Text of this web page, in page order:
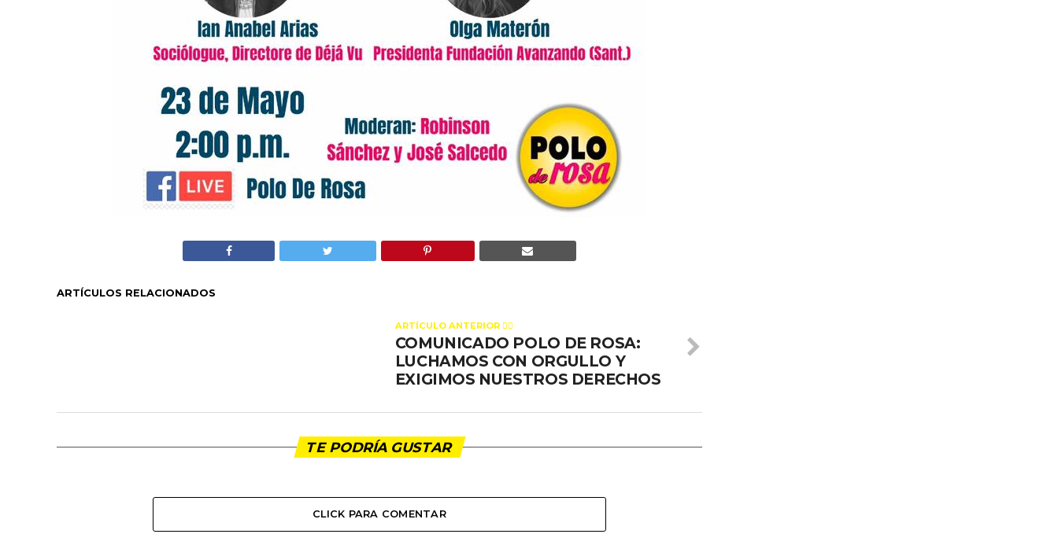
ARTÍCULOS RELACIONADOS
ARTÍCULO ANTERIOR 👉🏻
COMUNICADO POLO DE ROSA:
LUCHAMOS CON ORGULLO Y
EXIGIMOS NUESTROS DERECHOS
TE PODRÍA GUSTAR
CLICK PARA COMENTAR